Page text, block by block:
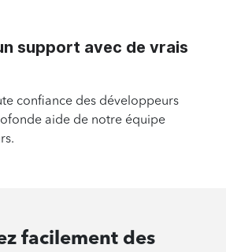
support avec de vrais
confiance des développeurs
aide de notre équipe
facilement des